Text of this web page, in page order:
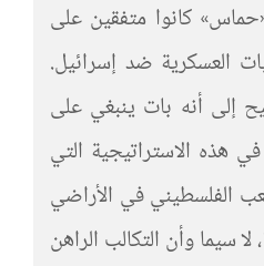
كانوا متفقين على
العسكرية ضد إسرائيل.
إلى أنه بات ينبغي على
هذه الاستراتيجية التي
الفلسطيني في الأراضي
المحتلة في عام 1967، لا سيما وأن التكالب الراهن